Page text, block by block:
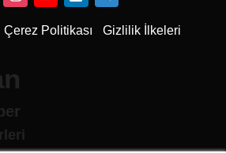
Çerez Politikası Gizlilik İlkeleri